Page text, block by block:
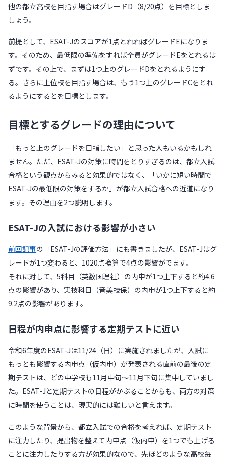
他の都立高校を目指す場合はグレードD（8/20点）を目標としま
しょう。
前提として、ESAT-Jのスコアが1点とれればグレードEになりま
す。そのため、最低限の準備をすれば全員がグレードEをとれるは
ずです。その上で、まずは1つ上のグレードDをとれるようにす
る。さらに上位校を目指す場合は、もう1つ上のグレードCをとれ
るようにするとを目標とします。
目標とするグレードの理由について
「もっと上のグレードを目指したい」と思った人もいるかもしれ
ません。ただ、ESAT-Jの対策に時間をとりすぎるのは、都立入試
合格という観点からみると効果的ではなく、「いかに短い時間で
ESAT-Jの最低限の対策をするか」が都立入試合格への近道になり
ます。その理由を2つ説明します。
ESAT-Jの入試における影響が小さい
前回記事の「ESAT-Jの評価方法」にも書きましたが、ESAT-Jはグ
レードが1つ変わると、1020点換算で4点の影響がでます。
それに対して、5科目（英数国理社）の内申が1つ上下すると約4.6
点の影響があり、実技科目（音美技保）の内申が1つ上下すると約
9.2点の影響があります。
日程が内申点に影響する定期テストに近い
令和6年度のESAT-Jは11/24（日）に実施されましたが、入試に
もっとも影響する内申点（仮内申）が発表される直前の最後の定
期テストは、どの中学校も11月中旬〜11月下旬に集中していまし
た。ESAT-Jと定期テストの日程がかぶることからも、両方の対策
に時間を使うことは、現実的には難しいと言えます。
このような背景から、都立入試での合格を考えれば、定期テスト
に注力したり、提出物を整えて内申点（仮内申）を1つでも上げる
ことに注力したりする方が効果的なので、先ほどのような高校毎